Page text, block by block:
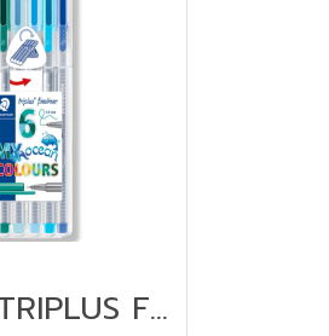
ปากกา TRIPLUS FINELINER STAEDTLER ชุด 6 สี สีฟ้าน้ำทะเล